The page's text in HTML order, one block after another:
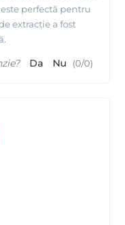
perfectă pentru
extracție a fost
Da Nu (0/0)